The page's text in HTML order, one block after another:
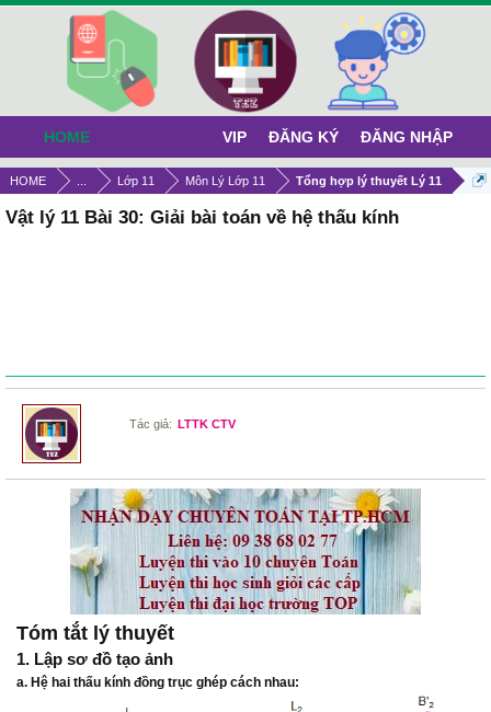
HOME Lớp 11 Môn Lý Lớp 11 Tổng hợp lý thuyết Lý 11
Vật lý 11 Bài 30: Giải bài toán về hệ thấu kính
Tác giả: LTTK CTV
Tóm tắt lý thuyết
1. Lập sơ đồ tạo ảnh
a. Hệ hai thấu kính đồng trục ghép cách nhau:
HOME VIP ĐĂNG KÝ ĐĂNG NHẬP